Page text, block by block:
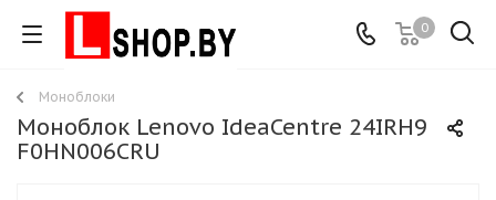
0
Моноблоки
Моноблок Lenovo IdeaCentre 24IRH9
F0HN006CRU